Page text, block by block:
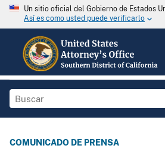
Un sitio oficial del Gobierno de Estados
Así es como usted puede verificarlo
COMUNICADO DE PRENSA